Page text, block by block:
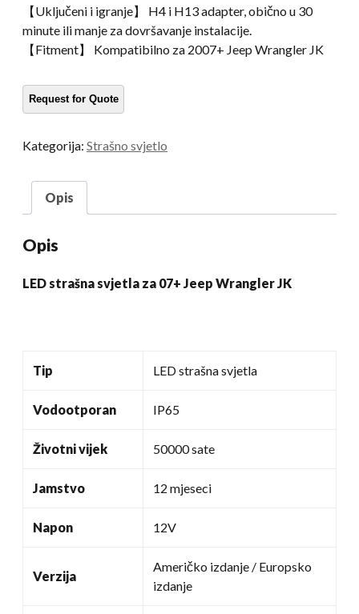
【Uključeni i igranje】 H4 i H13 adapter, obično u 30
minute ili manje za dovršavanje instalacije.
【Fitment】 Kompatibilno za 2007+ Jeep Wrangler JK
Kategorija: Strašno svjetlo
Opis
Opis
LED strašna svjetla za 07+ Jeep Wrangler JK
Tip LED strašna svjetla
Vodootporan IP65
Životni vijek 50000 sate
Jamstvo 12 mjeseci
Napon 12V
Verzija
Američko izdanje / Europsko
izdanje